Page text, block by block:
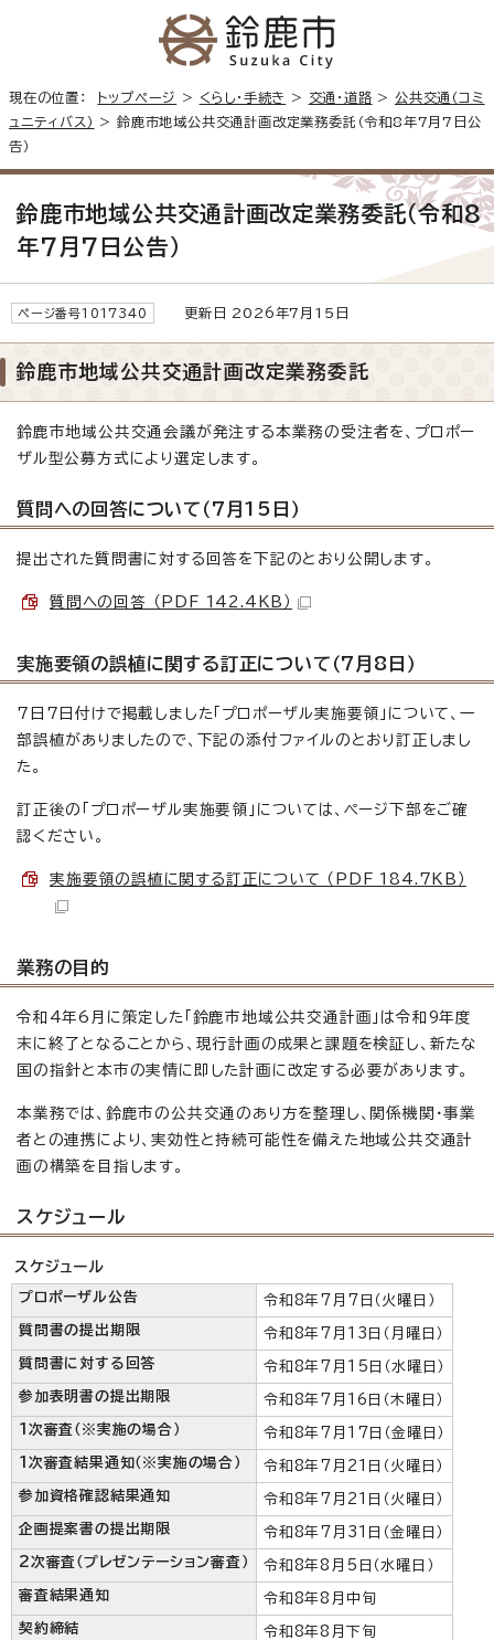
現在の位置： トップページ > くらし・手続き > 交通・道路 >公共交通（コミ
ュニティバス）
> 鈴鹿市地域公共交通計画改定業務委託（令和8年7月7日公
告）
鈴鹿市地域公共交通計画改定業務委託（令和8
年7月7日公告）
ページ番号1017340 更新日 2026年7月15日
鈴鹿市地域公共交通計画改定業務委託
鈴鹿市地域公共交通会議が発注する本業務の受注者を、プロポー
ザル型公募方式により選定します。
質問への回答について（7月15日）
提出された質問書に対する回答を下記のとおり公開します。
質問への回答 （PDF 142.4KB）
実施要領の誤植に関する訂正について（7月8日）
7日7日付けで掲載しました「プロポーザル実施要領」について、一
部誤植がありましたので、下記の添付ファイルのとおり訂正しまし
た。
訂正後の「プロポーザル実施要領」については、ページ下部をご確
認ください。
実施要領の誤植に関する訂正について （PDF 184.7KB）
業務の目的
令和4年6月に策定した「鈴鹿市地域公共交通計画」は令和9年度
末に終了となることから、現行計画の成果と課題を検証し、新たな
国の指針と本市の実情に即した計画に改定する必要があります。
本業務では、鈴鹿市の公共交通のあり方を整理し、関係機関・事業
者との連携により、実効性と持続可能性を備えた地域公共交通計
画の構築を目指します。
スケジュール
スケジュール
プロポーザル公告 令和8年7月7日（火曜日）
質問書の提出期限 令和8年7月13日（月曜日）
質問書に対する回答 令和8年7月15日（水曜日）
参加表明書の提出期限 令和8年7月16日（木曜日）
1次審査（※実施の場合） 令和8年7月17日（金曜日）
1次審査結果通知（※実施の場合） 令和8年7月21日（火曜日）
参加資格確認結果通知 令和8年7月21日（火曜日）
企画提案書の提出期限 令和8年7月31日（金曜日）
2次審査（プレゼンテーション審査） 令和8年8月5日（水曜日）
審査結果通知 令和8年8月中旬
契約締結 令和8年8月下旬